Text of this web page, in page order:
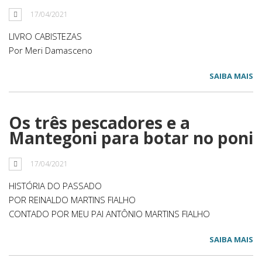
17/04/2021
LIVRO CABISTEZAS
Por Meri Damasceno
SAIBA MAIS
Os três pescadores e a
Mantegoni para botar no poni
17/04/2021
HISTÓRIA DO PASSADO
POR REINALDO MARTINS FIALHO
CONTADO POR MEU PAI ANTÔNIO MARTINS FIALHO
SAIBA MAIS